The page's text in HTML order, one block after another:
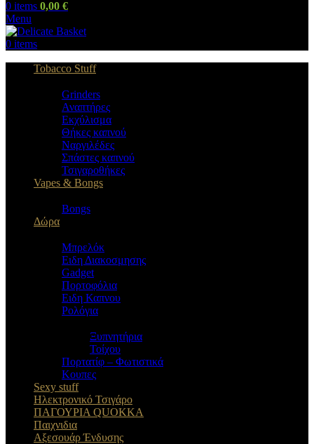
0 items 0,00 €
Menu
0 items
Tobacco Stuff
Grinders
Αναπτήρες
Εκχύλισμα
Θήκες καπνού
Ναργιλέδες
Σπάστες καπνού
Τσιγαροθήκες
Vapes & Bongs
Bongs
Δώρα
Μπρελόκ
Eιδη Διακοσμησης
Gadget
Πορτοφόλια
Ειδη Καπνου
Ρολόγια
Ξυπνητήρια
Τοίχου
Πορτατίφ – Φωτιστικά
Κουπες
Sexy stuff
Ηλεκτρονικό Τσιγάρο
ΠΑΓΟΥΡΙΑ QUOKKA
Παιχνιδια
Αξεσουάρ Ένδυσης